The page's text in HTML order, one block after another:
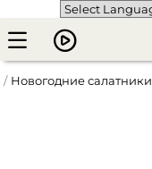
Новогодние салатники